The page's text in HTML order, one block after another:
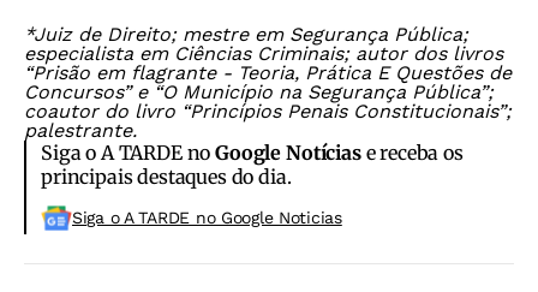
*Juiz de Direito; mestre em Segurança Pública;
especialista em Ciências Criminais; autor dos livros
“Prisão em flagrante - Teoria, Prática E Questões de
Concursos” e “O Município na Segurança Pública”;
coautor do livro “Princípios Penais Constitucionais”;
palestrante.
Siga o A TARDE noGoogle Notíciase receba os
principais destaques do dia.
Siga o A TARDE no Google Noticias